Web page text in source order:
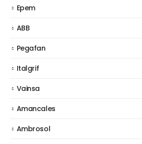
Epem
ABB
Pegafan
Italgrif
Vainsa
Amancales
Ambrosol